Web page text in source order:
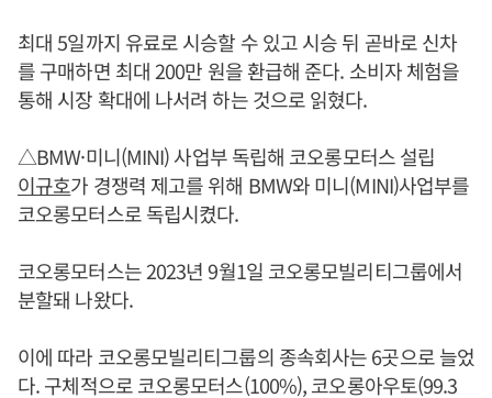
최대 5일까지 유료로 시승할 수 있고 시승 뒤 곧바로 신차
를 구매하면 최대 200만 원을 환급해 준다. 소비자 체험을
통해 시장 확대에 나서려 하는 것으로 읽혔다.
△BMW·미니(MINI) 사업부 독립해 코오롱모터스 설립
이규호가 경쟁력 제고를 위해 BMW와 미니(MINI)사업부를
코오롱모터스로 독립시켰다.
코오롱모터스는 2023년 9월1일 코오롱모빌리티그룹에서
분할돼 나왔다.
이에 따라 코오롱모빌리티그룹의 종속회사는 6곳으로 늘었
다. 구체적으로 코오롱모터스(100%), 코오롱아우토(99.3